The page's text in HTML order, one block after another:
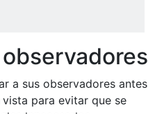
a sus observadores antes
para evitar que se